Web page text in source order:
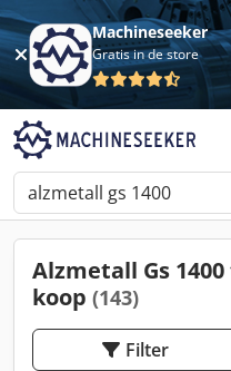
Machineseeker
Gratis in de store
Alzmetall Gs
koop (143)
Filter